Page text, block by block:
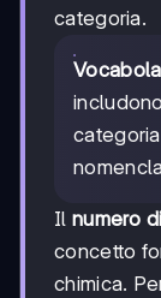
categoria.
Il numero
concetto
chimica.